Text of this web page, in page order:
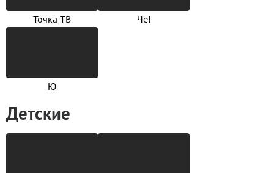
Точка ТВ Че!
Ю
Детские